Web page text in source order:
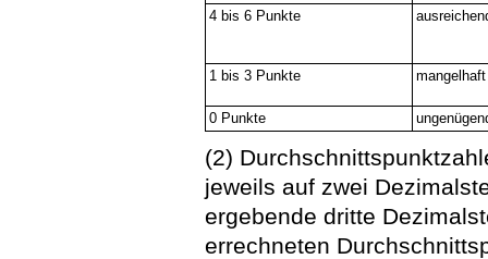
4 bis 6 Punkte
1 bis 3 Punkte mangelhaft
0 Punkte
(2)
jeweils auf zwei
ergebende dritte
errechneten